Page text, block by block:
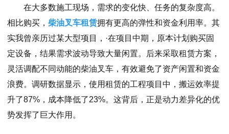
在大多数施工现场，需求的变化快、任务的复杂度高。
相比购买， 柴油叉车租赁拥有更高的弹性和资金利用率。其
实我曾亲历过某大型项目，·在项目中期，原本计划购买固
定设备，结果需求波动导致大量闲置。后来采取租赁方案，
灵活调配不同动能的柴油叉车，有效避免了资产闲置和资金
浪费。调研数据显示，使用租赁的工程项目中，搬运效率提
升了87%，成本降低了23%。这背后，正是动力差异化的优
势发挥了巨大作用。